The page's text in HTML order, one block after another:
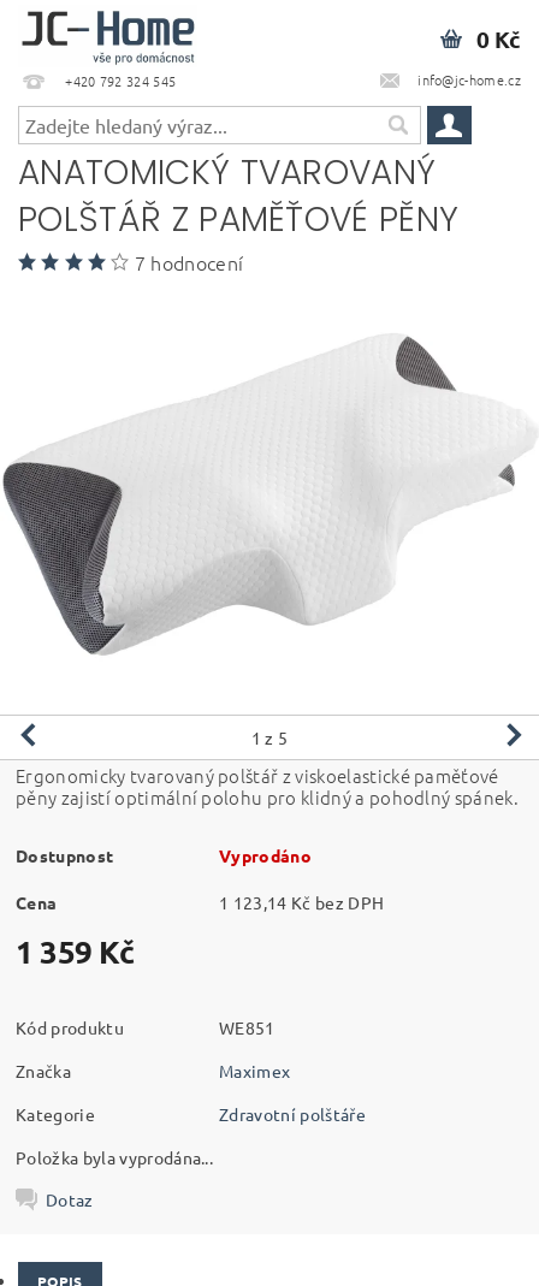
+420 792 324 545 info@jc-home.cz
0 Kč
ANATOMICKÝ TVAROVANÝ
POLŠTÁŘ Z PAMĚŤOVÉ PĚNY
7 hodnocení
1 z 5
Ergonomicky tvarovaný polštář z viskoelastické paměťové
pěny zajistí optimální polohu pro klidný a pohodlný spánek.
Dostupnost Vyprodáno
Cena 1 123,14 Kč bez DPH
1 359 Kč
Kód produktu
WE851
Značka
Maximex
Kategorie
Zdravotní polštáře
Položka byla vyprodána...
Dotaz
POPIS